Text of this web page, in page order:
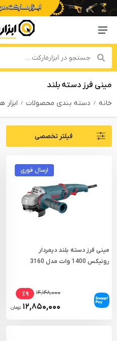
Menu Navigation
مینی فرز دسته بلند
خانه دسته بندی محصولات
PRODUCTS FILTERفیلتر تخصصی
ارسال فوری
مینی فرز دسته بلند دیمردار
رونیکس 1400 وات مدل 3160
۱۴,۱۴۸,۰۰۰ ٪۹
۱۲,۸۵۰,۰۰۰ تومان